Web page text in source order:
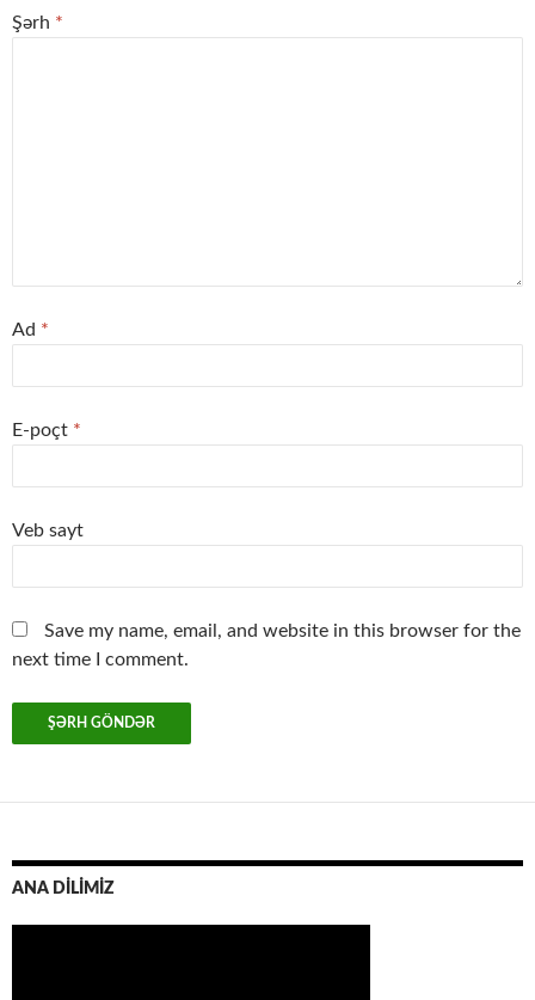
Şərh *
Ad *
E-poçt *
Veb sayt
Save my name, email, and website in this browser for the
next time I comment.
ANA DİLİMİZ